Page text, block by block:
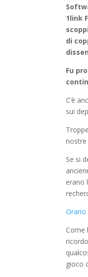
1link
di
Fu
C’è
sui
nostre
Se si
erano
Orario
Come
gioco